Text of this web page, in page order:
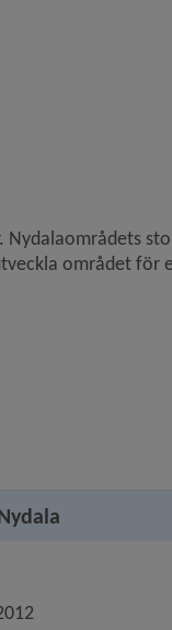
Nydalaområdets
området för